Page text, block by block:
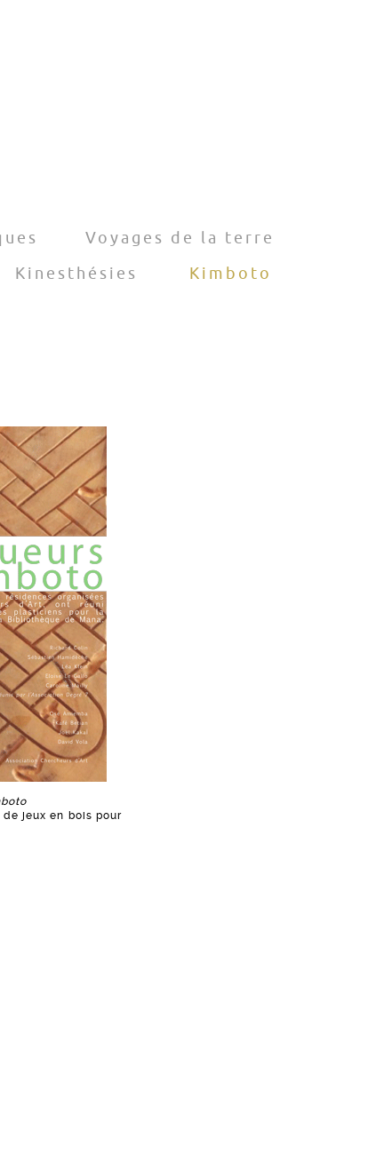
Voyages de la terre
Kinesthésies Kimboto
de jeux en bois pour